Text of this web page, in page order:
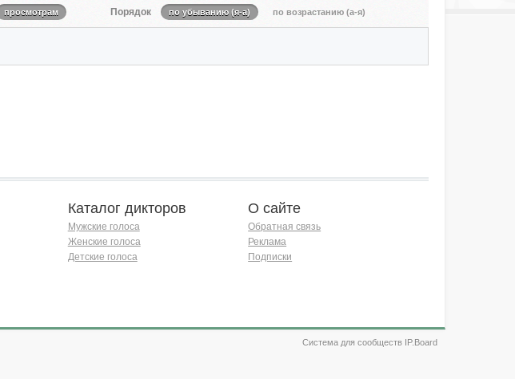
просмотрам Порядок по убыванию (я-а) по возрастанию (а-я)
Каталог дикторов
Мужские голоса
Женские голоса
Детские голоса
О сайте
Обратная связь
Реклама
Подписки
Система для сообществ IP.Board